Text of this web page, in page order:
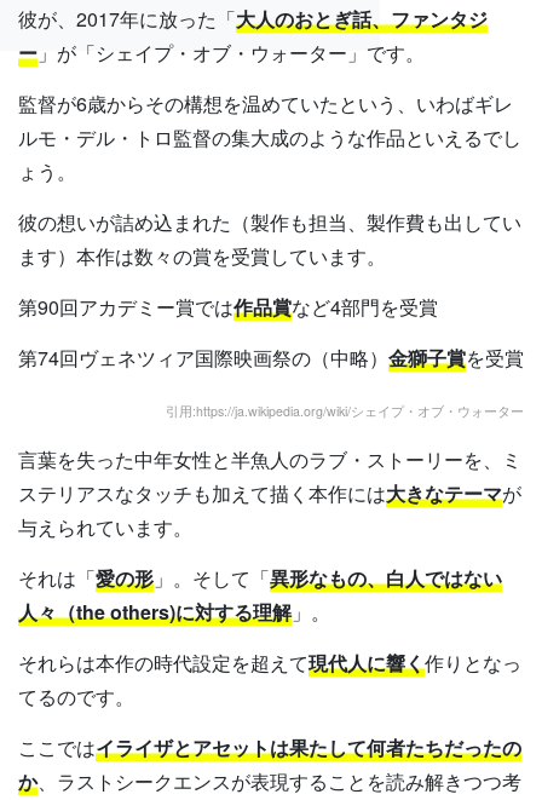
彼が、2017年に放った「大人のおとぎ話、ファンタジ
ー 」が「シェイプ・オブ・ウォーター」です。
監督が6歳からその構想を温めていたという、いわばギレ
ルモ・デル・トロ監督の集大成のような作品といえるでし
ょう。
彼の想いが詰め込まれた（製作も担当、製作費も出してい
ます）本作は数々の賞を受賞しています。
第90回アカデミー賞では作品賞など4部門を受賞
第74回ヴェネツィア国際映画祭の（中略） 金獅子賞を受賞
引用:https://ja.wikipedia.org/wiki/シェイプ・オブ・ウォーター
言葉を失った中年女性と半魚人のラブ・ストーリーを、ミ
ステリアスなタッチも加えて描く本作には大きなテーマが
与えられています。
それは「愛の形 」。そして「異形なもの、白人ではない
人々（the others)に対する理解」。
それらは本作の時代設定を超えて現代人に響く作りとなっ
てるのです。
ここではイライザとアセットは果たして何者たちだったの
か、ラストシークエンスが表現することを読み解きつつ考